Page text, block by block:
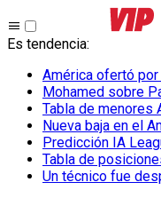
Es tendencia:
América ofertó
Mohamed sobre
Tabla de menores
Nueva baja en el
Predicción IA
Tabla de
Un técnico fue